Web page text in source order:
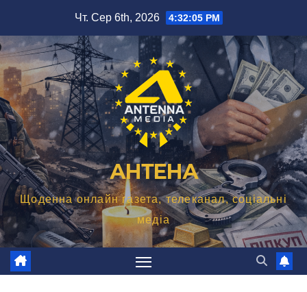
вмісту
Чт. Сер 6th, 2026 4:32:07 PM
АНТЕНА
Щоденна онлайн газета, телеканал, соціальні
медіа